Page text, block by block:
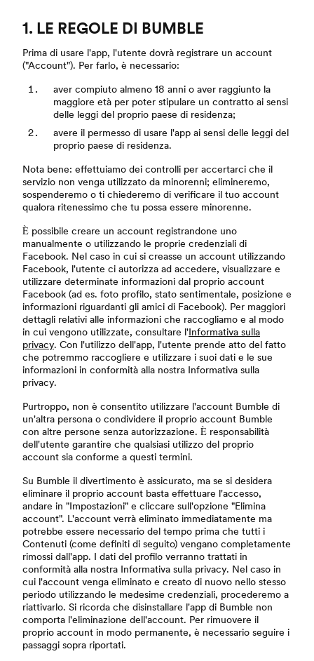
1. LE REGOLE DI BUMBLE
Prima di usare l'app, l'utente dovrà registrare un account
("Account"). Per farlo, è necessario:
aver compiuto almeno 18 anni o aver raggiunto la
maggiore età per poter stipulare un contratto ai sensi
delle leggi del proprio paese di residenza;
avere il permesso di usare l'app ai sensi delle leggi del
proprio paese di residenza.
Nota bene: effettuiamo dei controlli per accertarci che il
servizio non venga utilizzato da minorenni; elimineremo,
sospenderemo o ti chiederemo di verificare il tuo account
qualora ritenessimo che tu possa essere minorenne.
È possibile creare un account registrandone uno
manualmente o utilizzando le proprie credenziali di
Facebook. Nel caso in cui si creasse un account utilizzando
Facebook, l'utente ci autorizza ad accedere, visualizzare e
utilizzare determinate informazioni dal proprio account
Facebook (ad es. foto profilo, stato sentimentale, posizione e
informazioni riguardanti gli amici di Facebook). Per maggiori
dettagli relativi alle informazioni che raccogliamo e al modo
in cui vengono utilizzate, consultare l'Informativa sulla
privacy. Con l'utilizzo dell'app, l'utente prende atto del fatto
che potremmo raccogliere e utilizzare i suoi dati e le sue
informazioni in conformità alla nostra Informativa sulla
privacy.
Purtroppo, non è consentito utilizzare l'account Bumble di
un'altra persona o condividere il proprio account Bumble
con altre persone senza autorizzazione. È responsabilità
dell'utente garantire che qualsiasi utilizzo del proprio
account sia conforme a questi termini.
Su Bumble il divertimento è assicurato, ma se si desidera
eliminare il proprio account basta effettuare l'accesso,
andare in "Impostazioni" e cliccare sull'opzione "Elimina
account". L'account verrà eliminato immediatamente ma
potrebbe essere necessario del tempo prima che tutti i
Contenuti (come definiti di seguito) vengano completamente
rimossi dall'app. I dati del profilo verranno trattati in
conformità alla nostra Informativa sulla privacy. Nel caso in
cui l'account venga eliminato e creato di nuovo nello stesso
periodo utilizzando le medesime credenziali, procederemo a
riattivarlo. Si ricorda che disinstallare l'app di Bumble non
comporta l'eliminazione dell'account. Per rimuovere il
proprio account in modo permanente, è necessario seguire i
passaggi sopra riportati.